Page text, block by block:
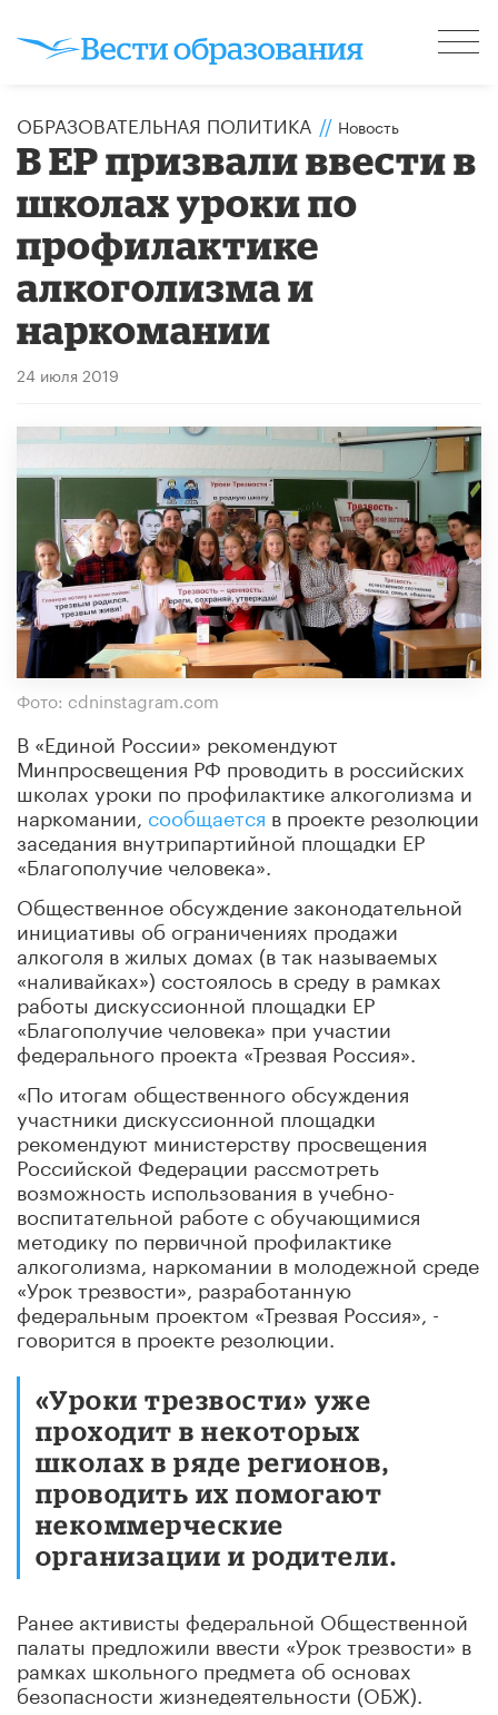
ОБРАЗОВАТЕЛЬНАЯ ПОЛИТИКА // Новость
В ЕР призвали ввести в
школах уроки по
профилактике
алкоголизма и
наркомании
24 июля 2019
Фото: cdninstagram.com
В «Единой России» рекомендуют
Минпросвещения РФ проводить в российских
школах уроки по профилактике алкоголизма и
наркомании, сообщается в проекте резолюции
заседания внутрипартийной площадки ЕР
«Благополучие человека».
Общественное обсуждение законодательной
инициативы об ограничениях продажи
алкоголя в жилых домах (в так называемых
«наливайках») состоялось в среду в рамках
работы дискуссионной площадки ЕР
«Благополучие человека» при участии
федерального проекта «Трезвая Россия».
«По итогам общественного обсуждения
участники дискуссионной площадки
рекомендуют министерству просвещения
Российской Федерации рассмотреть
возможность использования в учебно-
воспитательной работе с обучающимися
методику по первичной профилактике
алкоголизма, наркомании в молодежной среде
«Урок трезвости», разработанную
федеральным проектом «Трезвая Россия», -
говорится в проекте резолюции.
«Уроки трезвости» уже
проходит в некоторых
школах в ряде регионов,
проводить их помогают
некоммерческие
организации и родители.
Ранее активисты федеральной Общественной
палаты предложили ввести «Урок трезвости» в
рамках школьного предмета об основах
безопасности жизнедеятельности (ОБЖ).